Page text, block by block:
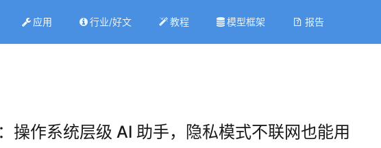
应用 行业/好文 教程 模型框架 报告
操作系统层级 AI 助手，隐私模式不联网也能用